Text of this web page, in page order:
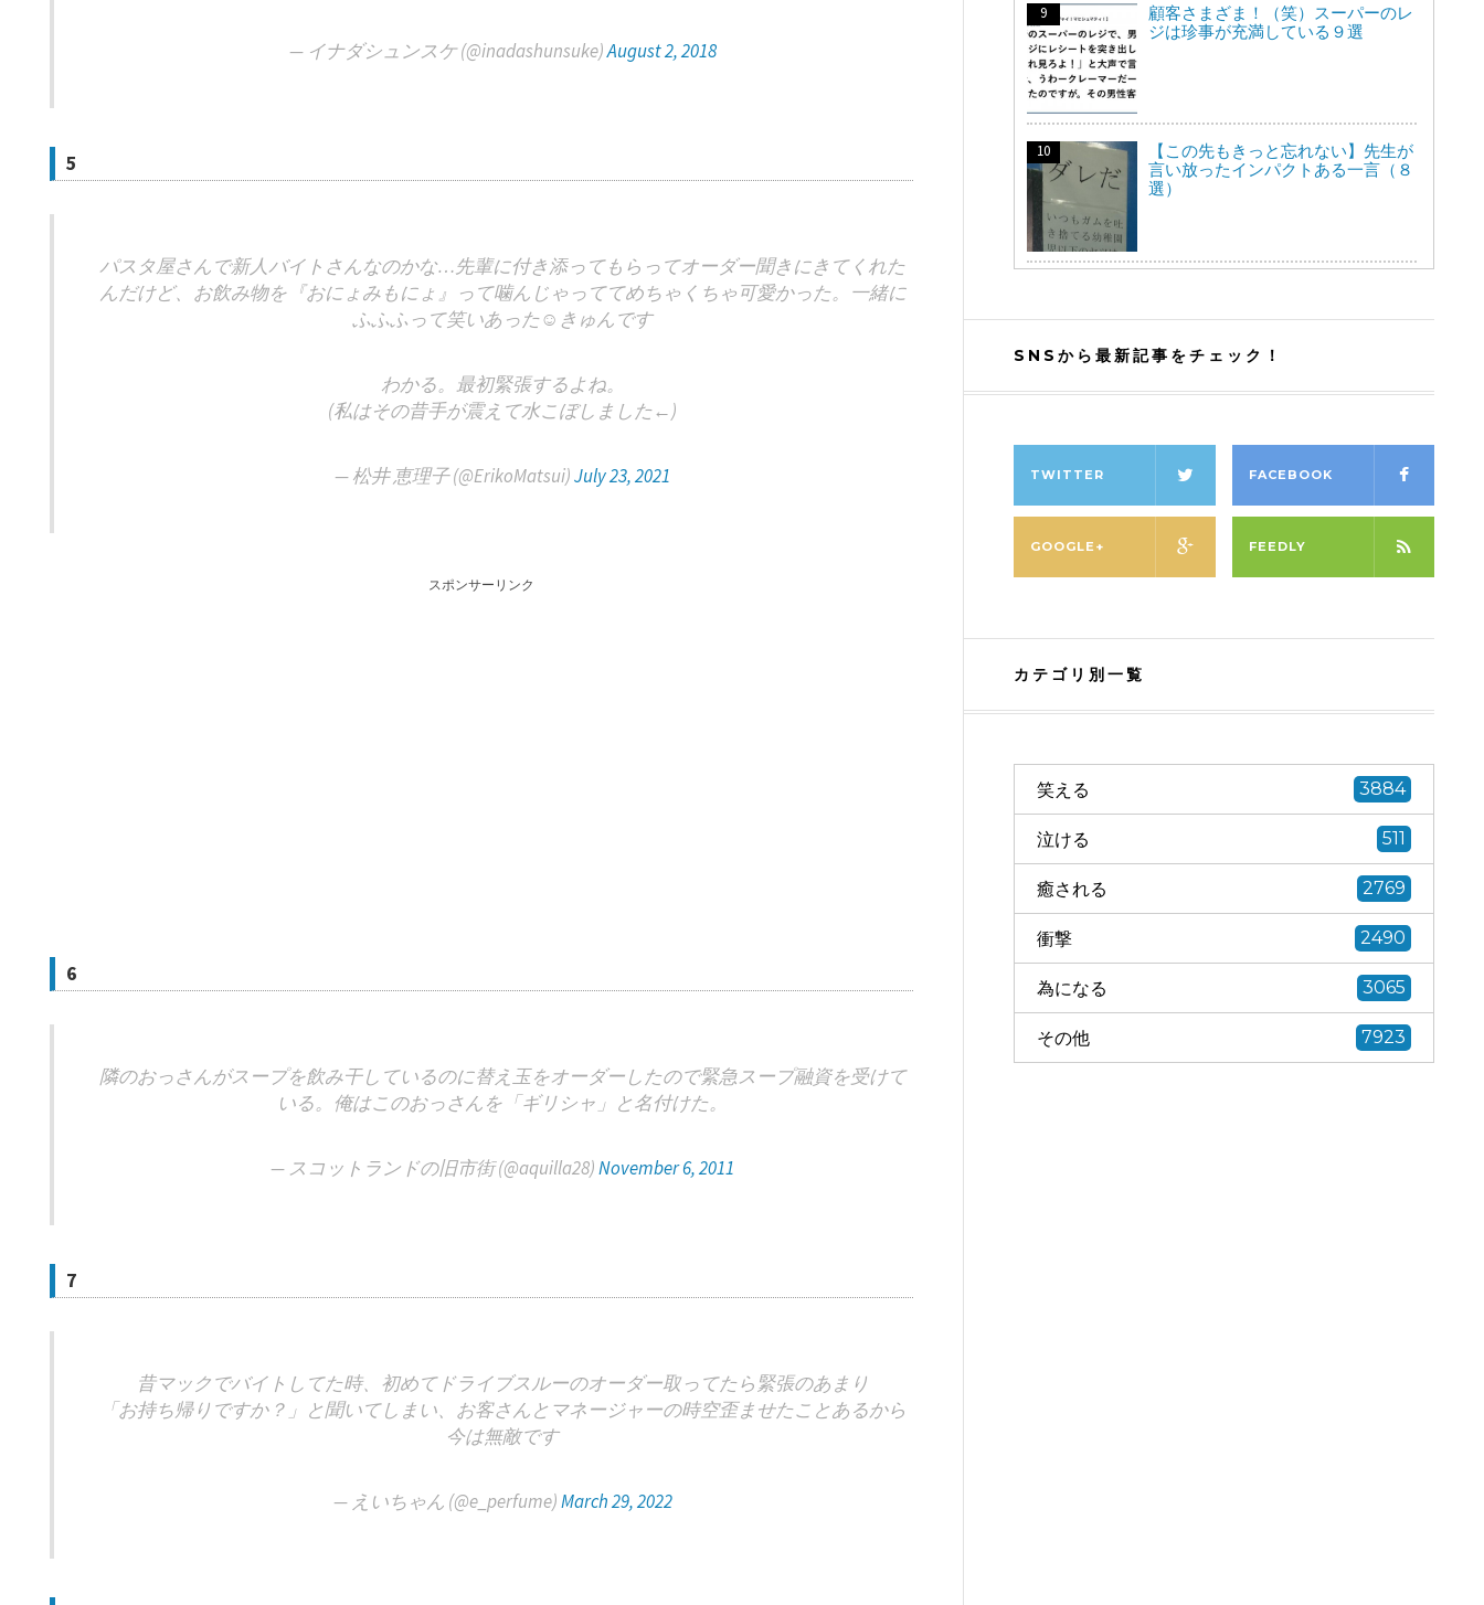
— イナダシュンスケ (@inadashunsuke)August 2, 2018
5
パスタ屋さんで新人バイトさんなのかな…先輩に付き添ってもらってオーダー聞きにきてくれた
んだけど、お飲み物を『おにょみもにょ』って噛んじゃっててめちゃくちゃ可愛かった。一緒に
ふふふって笑いあった☺️きゅんです
わかる。最初緊張するよね。
(私はその昔手が震えて水こぼしました←)
— 松井 恵理子 (@ErikoMatsui)July 23, 2021
スポンサーリンク
6
隣のおっさんがスープを飲み干しているのに替え玉をオーダーしたので緊急スープ融資を受けて
いる。俺はこのおっさんを「ギリシャ」と名付けた。
— スコットランドの旧市街 (@aquilla28)November 6, 2011
7
昔マックでバイトしてた時、初めてドライブスルーのオーダー取ってたら緊張のあまり
「お持ち帰りですか？」と聞いてしまい、お客さんとマネージャーの時空歪ませたことあるから
今は無敵です
— えいちゃん (@e_perfume)March 29, 2022
顧客さまざま！（笑）スーパーのレ
ジは珍事が充満している９選
【この先もきっと忘れない】先生が
言い放ったインパクトある一言（８
選）
SNSから最新記事をチェック！
TWITTER FACEBOOK
GOOGLE+ FEEDLY
カテゴリ別一覧
笑える 3884
泣ける 511
癒される 2769
衝撃 2490
為になる 3065
その他 7923